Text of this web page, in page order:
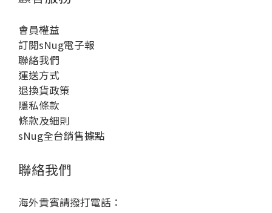
會員權益
訂閱sNug電子報
聯絡我們
運送方式
退換貨政策
隱私條款
條款及細則
sNug全台銷售據點
聯絡我們
海外貴賓請撥打電話：